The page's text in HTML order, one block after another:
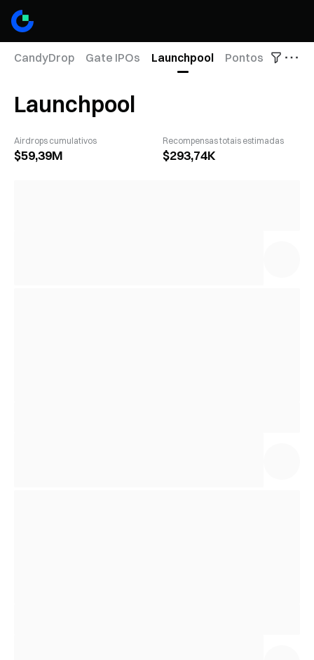
CandyDrop Gate IPOs Launchpool Pontos Alpha
Launchpool
Airdrops cumulativos
$59,39M
Recompensas totais estimadas
$293,74K